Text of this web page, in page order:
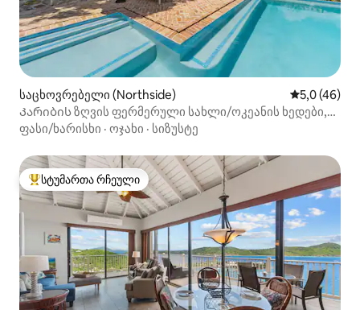
საცხოვრებელი (Northside) საშუალო
5,0 (46)
Კარიბის ზღვის ფერმერული სახლი/ოკეანის ხედები,
მზის ენერგია
ფასი/ხარისხი · ოჯახი · სიზუსტე
სტუმართა რჩეული მოწინავე ვარიანტი
სტუმართა რჩეული